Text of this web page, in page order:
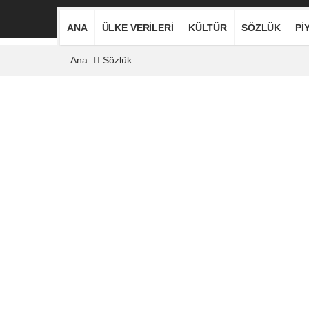
ANA ÜLKE VERILERI KÜLTÜR SÖZLÜK
Ana Sözlük